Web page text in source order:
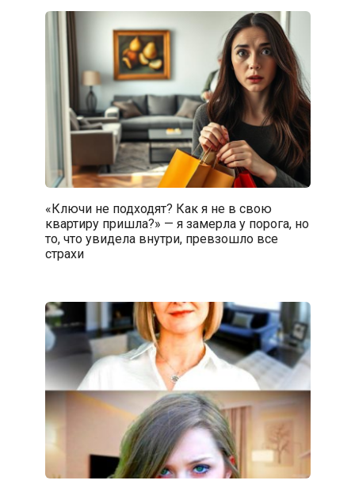
«Ключи не подходят? Как я не в свою
квартиру пришла?» — я замерла у порога, но
то, что увидела внутри, превзошло все
страхи